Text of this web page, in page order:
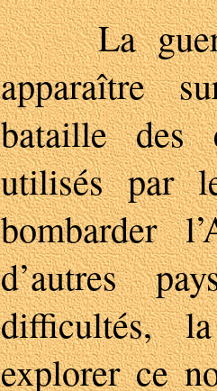
La
apparaître
bataille
utilisés par
bombarder
d’autres
difficultés,
explorer ce